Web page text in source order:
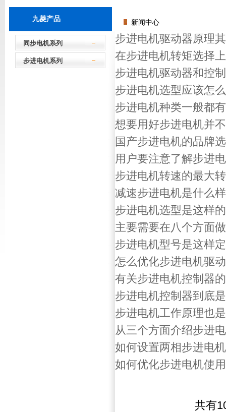
九菱产品
同步电机系列
步进电机系列
新闻中心
步进电机驱动器原理
在步进电机转矩选择
步进电机驱动器和控
步进电机选型应该怎
步进电机种类一般都
想要用好步进电机并
国产步进电机的品牌
用户要注意了解步进
步进电机转速的最大
减速步进电机是什么
步进电机选型是这样的
主要需要在八个方面
步进电机型号是这样
怎么优化步进电机驱
有关步进电机控制器
步进电机控制器到底
步进电机工作原理也
从三个方面介绍步进
如何设置两相步进电
如何优化步进电机使
共有